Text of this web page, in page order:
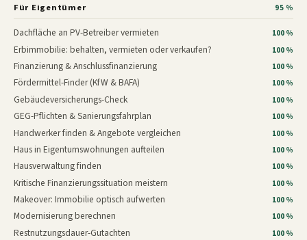
Für Eigentümer 95 %
Dachfläche an PV-Betreiber vermieten 100 %
Erbimmobilie: behalten, vermieten oder verkaufen? 100 %
Finanzierung & Anschlussfinanzierung 100 %
Fördermittel-Finder (KfW & BAFA) 100 %
Gebäudeversicherungs-Check 100 %
GEG-Pflichten & Sanierungsfahrplan 100 %
Handwerker finden & Angebote vergleichen 100 %
Haus in Eigentumswohnungen aufteilen 100 %
Hausverwaltung finden 100 %
Kritische Finanzierungssituation meistern 100 %
Makeover: Immobilie optisch aufwerten 100 %
Modernisierung berechnen 100 %
Restnutzungsdauer-Gutachten 100 %